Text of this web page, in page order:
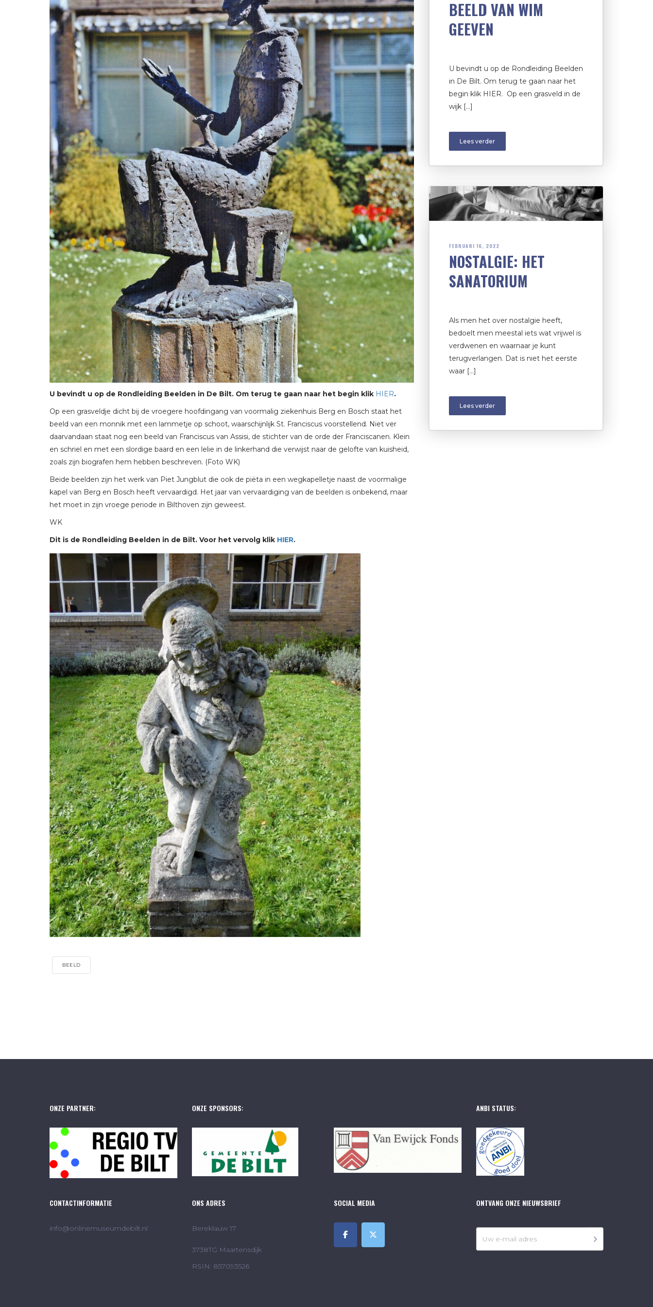
U bevindt u op de Rondleiding Beelden in De Bilt. Om terug te gaan naar het begin klik HIER.
Op een grasveldje dicht bij de vroegere hoofdingang van voormalig ziekenhuis Berg en Bosch staat het
beeld van een monnik met een lammetje op schoot, waarschijnlijk St. Franciscus voorstellend. Niet ver
daarvandaan staat nog een beeld van Franciscus van Assisi, de stichter van de orde der Franciscanen. Klein
en schriel en met een slordige baard en een lelie in de linkerhand die verwijst naar de gelofte van kuisheid,
zoals zijn biografen hem hebben beschreven. (Foto WK)
Beide beelden zijn het werk van Piet Jungblut die ook de piëta in een wegkapelletje naast de voormalige
kapel van Berg en Bosch heeft vervaardigd. Het jaar van vervaardiging van de beelden is onbekend, maar
het moet in zijn vroege periode in Bilthoven zijn geweest.
WK
Dit is de Rondleiding Beelden in de Bilt. Voor het vervolg klik HIER.
BEELD
BEELD VAN WIM
GEEVEN
U bevindt u op de Rondleiding Beelden
in De Bilt. Om terug te gaan naar het
begin klik HIER. Op een grasveld in de
wijk […]
Lees verder
FEBRUARI 16, 2022
NOSTALGIE: HET
SANATORIUM
Als men het over nostalgie heeft,
bedoelt men meestal iets wat vrijwel is
verdwenen en waarnaar je kunt
terugverlangen. Dat is niet het eerste
waar […]
Lees verder
ONZE PARTNER: ONZE SPONSORS: ANBI STATUS:
CONTACTINFORMATIE
info@onlinemuseumdebilt.nl
ONS ADRES
Bereklauw 17
3738TG Maartensdijk
RSIN: 857093526
SOCIAL MEDIA ONTVANG ONZE NIEUWSBRIEF